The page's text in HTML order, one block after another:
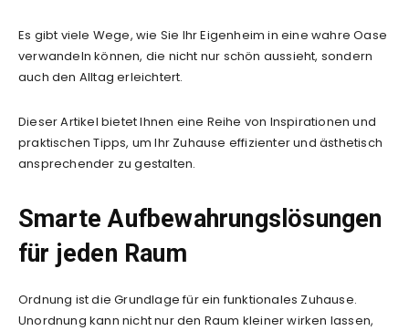
Es gibt viele Wege, wie Sie Ihr Eigenheim in eine wahre Oase
verwandeln können, die nicht nur schön aussieht, sondern
auch den Alltag erleichtert.
Dieser Artikel bietet Ihnen eine Reihe von Inspirationen und
praktischen Tipps, um Ihr Zuhause effizienter und ästhetisch
ansprechender zu gestalten.
Smarte Aufbewahrungslösungen
für jeden Raum
Ordnung ist die Grundlage für ein funktionales Zuhause.
Unordnung kann nicht nur den Raum kleiner wirken lassen,